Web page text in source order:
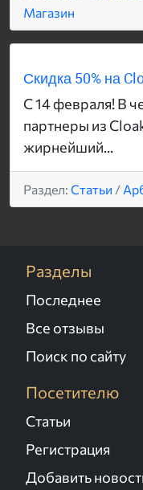
Магазин
Скидка 50% на
С 14 февраля! В
партнеры из
жирнейший...
Раздел: Статьи /
Разделы
Последнее
Все отзывы
Поиск по сайту
Посетителю
Статьи
Регистрация
Добавить